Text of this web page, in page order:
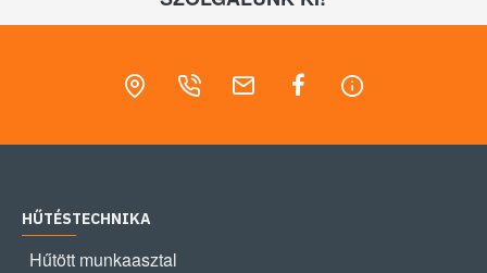
HŰTÉSTECHNIKA
Hűtött munkaasztal